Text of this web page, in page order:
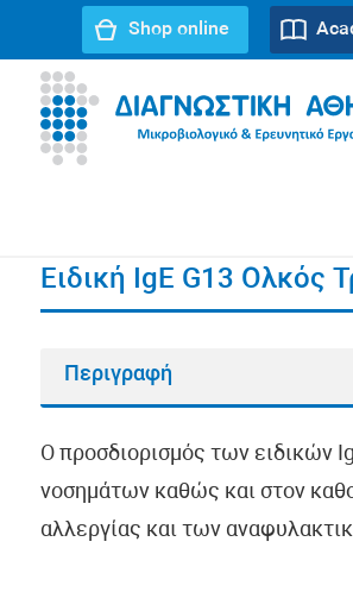
Shop online
Ειδική IgE G13 Ολκός
Περιγραφή
Ο προσδιορισμός των ειδικών
νοσημάτων καθώς και στον
αλλεργίας και των